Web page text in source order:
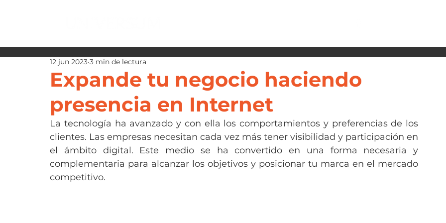
Expande tu negocio haciendo
presencia en Internet
12 jun 2023 3 min de lectura
La tecnología ha avanzado y con ella los comportamientos y preferencias de los
clientes. Las empresas necesitan cada vez más tener visibilidad y participación en
el ámbito digital. Este medio se ha convertido en una forma necesaria y
complementaria para alcanzar los objetivos y posicionar tu marca en el mercado
competitivo.